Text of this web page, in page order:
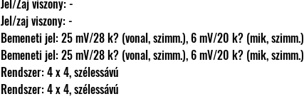
                Jel/Zaj viszony: -
                Jel/zaj viszony: -
                Bemeneti jel: 25 mV/28 k? (vonal, szimm.), 6 mV/20 k? (mik, szimm.)
                Bemeneti jel: 25 mV/28 k? (vonal, szimm.), 6 mV/20 k? (mik, szimm.)
                Rendszer: 4 x 4, szélessávú
                Rendszer: 4 x 4, szélessávú